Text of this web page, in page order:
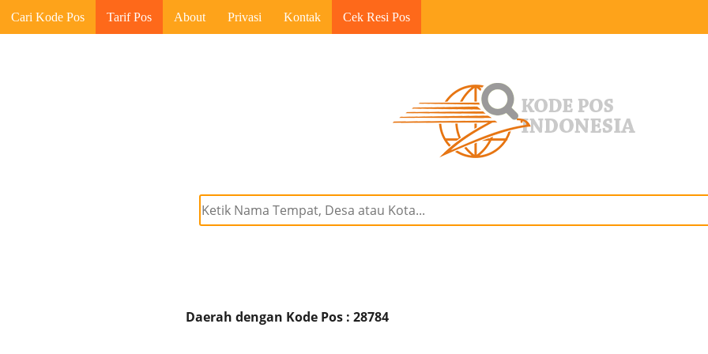
Cari Kode Pos Tarif Pos About Privasi Kontak Cek Resi Pos
Daerah dengan Kode Pos : 28784